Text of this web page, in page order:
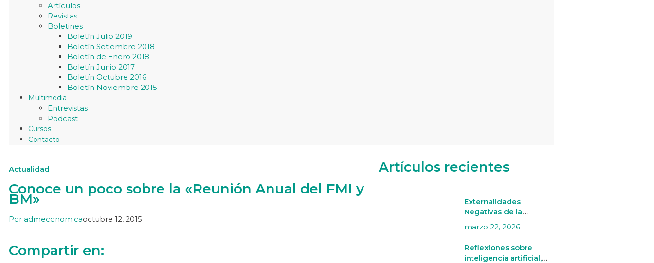
Artículos
Revistas
Boletines
Boletín Julio 2019
Boletín Setiembre 2018
Boletín de Enero 2018
Boletín Junio 2017
Boletín Octubre 2016
Boletín Noviembre 2015
Multimedia
Entrevistas
Podcast
Cursos
Contacto
Actualidad
Conoce un poco sobre la «Reunión Anual del FMI y
BM»
Por admeconomicaoctubre 12, 2015
Compartir en:
Artículos recientes
Externalidades
Negativas de la
Minería Aurífera
Informal en Madre de
Dios
marzo 22, 2026
Reflexiones sobre
inteligencia artificial,